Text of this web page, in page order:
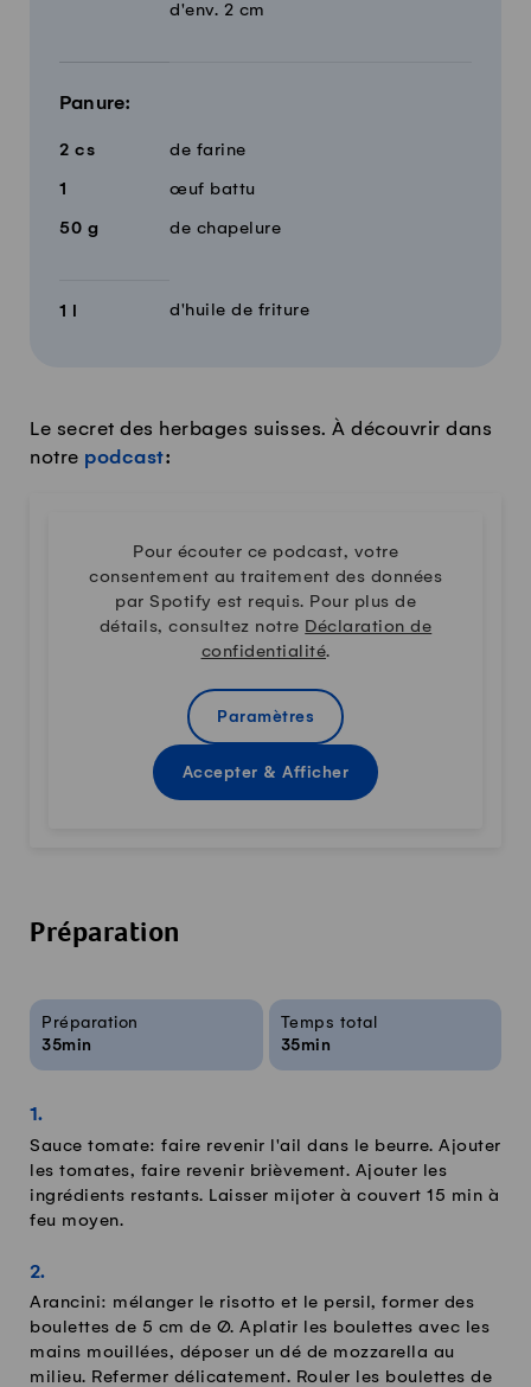
d'env. 2 cm
Panure:
2 cs de farine
1 œuf battu
50 g de chapelure
1 l d'huile de friture
Le secret des herbages suisses. À découvrir dans
notre podcast:
Pour écouter ce podcast, votre
consentement au traitement des données
par Spotify est requis. Pour plus de
détails, consultez notre Déclaration de
confidentialité.
Paramètres
Accepter & Afficher
Préparation
Infos sur la recette
Préparation
35min
Temps total
35min
Sauce tomate: faire revenir l'ail dans le beurre. Ajouter
les tomates, faire revenir brièvement. Ajouter les
ingrédients restants. Laisser mijoter à couvert 15 min à
feu moyen.
Arancini: mélanger le risotto et le persil, former des
boulettes de 5 cm de Ø. Aplatir les boulettes avec les
mains mouillées, déposer un dé de mozzarella au
milieu. Refermer délicatement. Rouler les boulettes de